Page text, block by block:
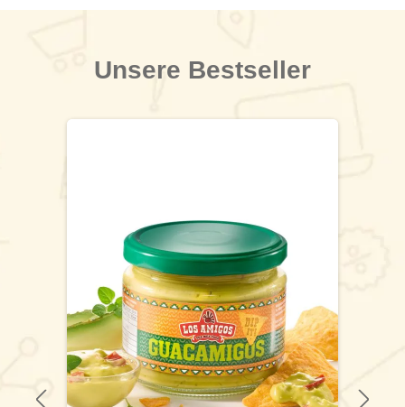
Unsere Bestseller
Produktgalerie überspringen